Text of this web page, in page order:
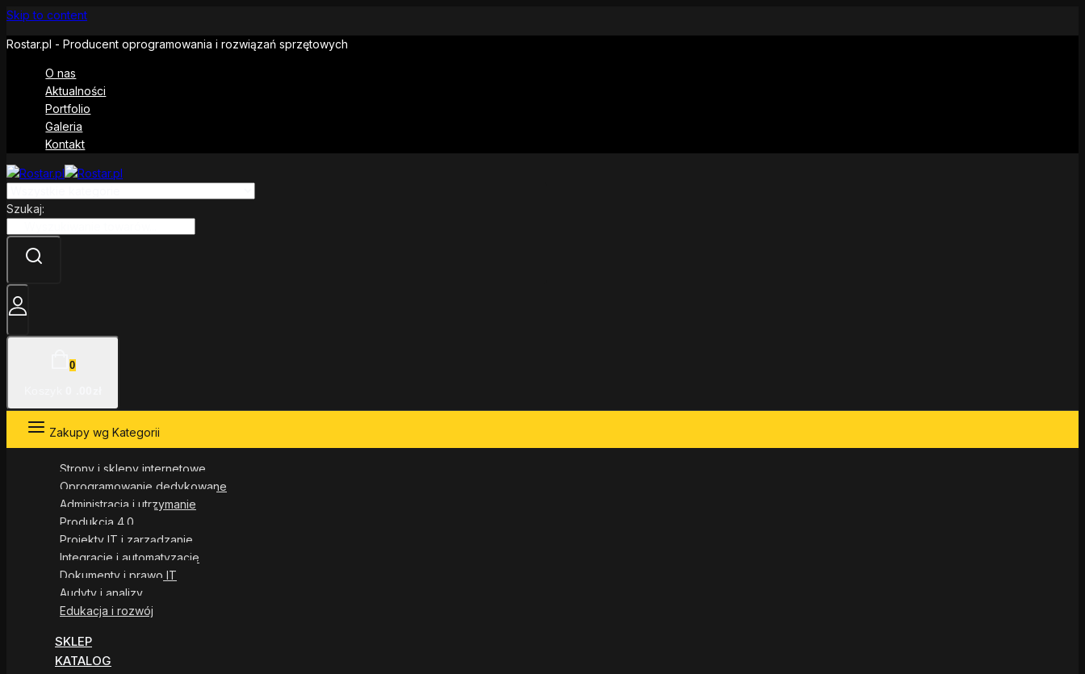
Skip to content
Rostar.pl - Producent oprogramowania i rozwiązań sprzętowych
O nas
Aktualności
Portfolio
Galeria
Kontakt
Szukaj:
0
Zakupy wg Kategorii
Strony i sklepy internetowe
Oprogramowanie dedykowane
Administracja i utrzymanie
Produkcja 4.0
Projekty IT i zarządzanie
Integracje i automatyzacje
Dokumenty i prawo IT
Audyty i analizy
Edukacja i rozwój
SKLEP
KATALOG